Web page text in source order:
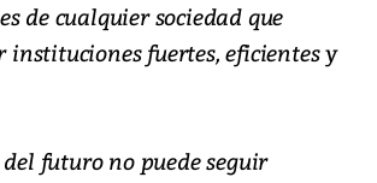
de cualquier sociedad que
instituciones fuertes, eficientes y
futuro no puede seguir